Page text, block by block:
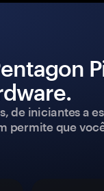
de iniciantes a
permite que